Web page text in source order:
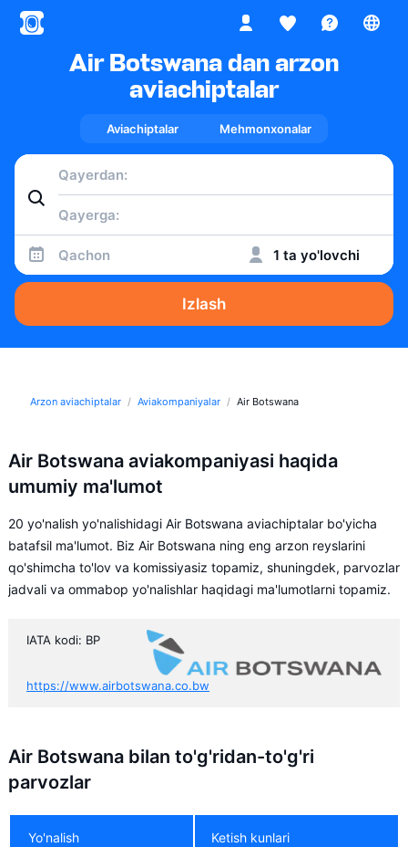
Air Botswana dan arzon
aviachiptalar
Aviachiptalar Mehmonxonalar
Qachon 1 ta yo'lovchi
Izlash
Arzon aviachiptalar Aviakompaniyalar Air Botswana
Air Botswana aviakompaniyasi haqida
umumiy ma'lumot
20 yo'nalish yo'nalishidagi Air Botswana aviachiptalar bo'yicha
batafsil ma'lumot. Biz Air Botswana ning eng arzon reyslarini
qo'shimcha to'lov va komissiyasiz topamiz, shuningdek, parvozlar
jadvali va ommabop yo'nalishlar haqidagi ma'lumotlarni topamiz.
IATA kodi: BP
https://www.airbotswana.co.bw
Air Botswana bilan to'g'ridan-to'g'ri
parvozlar
Yo'nalish Ketish kunlari